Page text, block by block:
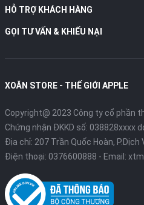
HỖ TRỢ KHÁCH HÀNG
GỌI TƯ VẤN & KHIẾU NẠI
XOĂN STORE - THẾ GIỚI APPLE
Copyright@ 2023 Công ty cổ phần
Chứng nhận ĐKKD số: 038828xxxx
Địa chỉ: 207 Trần Quốc Hoàn, P.Dịch
Điện thoại: 0376600888 - Email: